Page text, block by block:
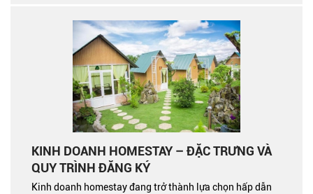
KINH DOANH HOMESTAY – ĐẶC TRƯNG VÀ
QUY TRÌNH ĐĂNG KÝ
Kinh doanh homestay đang trở thành lựa chọn hấp dẫn